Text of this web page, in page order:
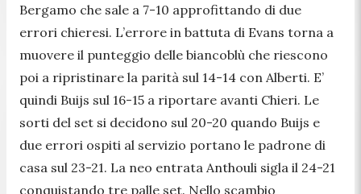
Bergamo che sale a 7-10 approfittando di due
errori chieresi. L’errore in battuta di Evans torna a
muovere il punteggio delle biancoblù che riescono
poi a ripristinare la parità sul 14-14 con Alberti. E’
quindi Buijs sul 16-15 a riportare avanti Chieri. Le
sorti del set si decidono sul 20-20 quando Buijs e
due errori ospiti al servizio portano le padrone di
casa sul 23-21. La neo entrata Anthouli sigla il 24-21
conquistando tre palle set. Nello scambio